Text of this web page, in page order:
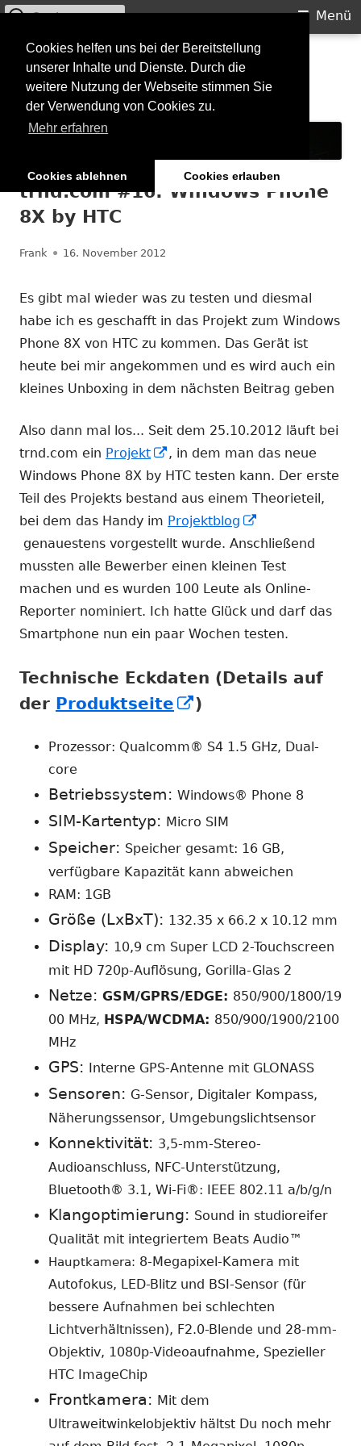
Cookies helfen uns bei der Bereitstellung
unserer Inhalte und Dienste. Durch die
weitere Nutzung der Webseite stimmen Sie
der Verwendung von Cookies zu.
Mehr erfahren
Cookies ablehnen Cookies erlauben
Springe
Inhalt
Starkilla
Konzertberichte und mehr
Primäres
Menü
Menü
Suchen
trnd.com #16: Windows Phone
8X by HTC
Autor
Frank Veröffentlicht
16. November 2012
Es gibt mal wieder was zu testen und diesmal
habe ich es geschafft in das Projekt zum Windows
Phone 8X von HTC zu kommen. Das Gerät ist
heute bei mir angekommen und es wird auch ein
kleines Unboxing in dem nächsten Beitrag geben
Also dann mal los... Seit dem 25.10.2012 läuft bei
trnd.com ein Projekt
In
neuem
Fenster
öffnen
, in dem man das neue
Windows Phone 8X by HTC testen kann. Der erste
Teil des Projekts bestand aus einem Theorieteil,
bei dem das Handy im Projektblog
In
neuem
Fenster
öffnen
genauestens vorgestellt wurde. Anschließend
mussten alle Bewerber einen kleinen Test
machen und es wurden 100 Leute als Online-
Reporter nominiert. Ich hatte Glück und darf das
Smartphone nun ein paar Wochen testen.
Technische Eckdaten (Details auf
der Produktseite
In
Fenster
)
Prozessor: Qualcomm® S4 1.5 GHz, Dual-
core
Betriebssystem: Windows® Phone 8
SIM-Kartentyp: Micro SIM
Speicher: Speicher gesamt: 16 GB,
verfügbare Kapazität kann abweichen
RAM: 1GB
Größe (LxBxT): 132.35 x 66.2 x 10.12 mm
Display: 10,9 cm Super LCD 2-Touchscreen
mit HD 720p-Auflösung, Gorilla-Glas 2
Netze: GSM/GPRS/EDGE: 850/900/1800/19
00 MHz, HSPA/WCDMA: 850/900/1900/2100
MHz
GPS: Interne GPS-Antenne mit GLONASS
Sensoren: G-Sensor, Digitaler Kompass,
Näherungssensor, Umgebungslichtsensor
Konnektivität: 3,5-mm-Stereo-
Audioanschluss, NFC-Unterstützung,
Bluetooth® 3.1, Wi-Fi®: IEEE 802.11 a/b/g/n
Klangoptimierung: Sound in studioreifer
Qualität mit integriertem Beats Audio™
Hauptkamera: 8-Megapixel-Kamera mit
Autofokus, LED-Blitz und BSI-Sensor (für
bessere Aufnahmen bei schlechten
Lichtverhältnissen), F2.0-Blende und 28-mm-
Objektiv, 1080p-Videoaufnahme, Spezieller
HTC ImageChip
Frontkamera: Mit dem
Ultraweitwinkelobjektiv hältst Du noch mehr